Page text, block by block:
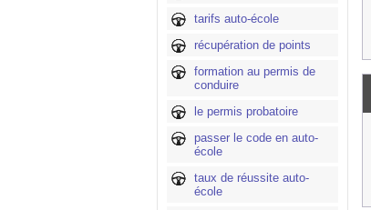
tarifs auto-école
récupération de points
formation au permis de
conduire
le permis probatoire
passer le code en auto-
école
taux de réussite auto-
école